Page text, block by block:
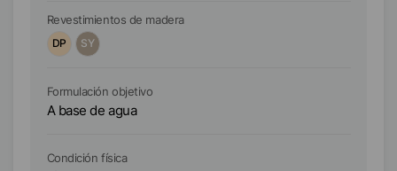
Revestimientos de madera
DP
SY
Formulación objetivo
A base de agua
Condición física